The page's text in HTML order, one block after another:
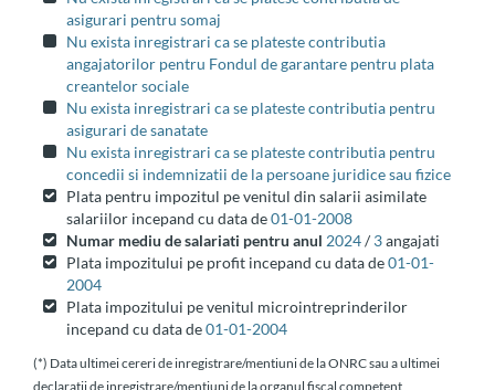
asigurari pentru somaj
Nu exista inregistrari ca se plateste contributia
angajatorilor pentru Fondul de garantare pentru plata
creantelor sociale
Nu exista inregistrari ca se plateste contributia pentru
asigurari de sanatate
Nu exista inregistrari ca se plateste contributia pentru
concedii si indemnizatii de la persoane juridice sau fizice
Plata pentru impozitul pe venitul din salarii asimilate
salariilor incepand cu data de01-01-2008
Numar mediu de salariati pentru anul 2024/3angajati
Plata impozitului pe profit incepand cu data de01-01-
2004
Plata impozitului pe venitul microintreprinderilor
incepand cu data de01-01-2004
(*) Data ultimei cereri de inregistrare/mentiuni de la ONRC sau a ultimei
declaratii de inregistrare/mentiuni de la organul fiscal competent